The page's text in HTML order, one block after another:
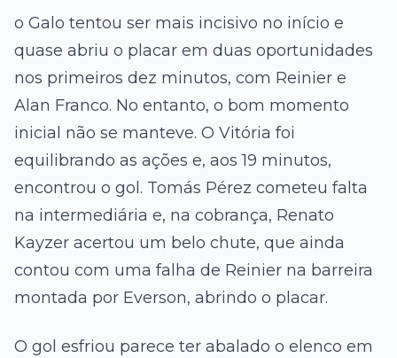
o Galo tentou ser mais incisivo no início e
quase abriu o placar em duas oportunidades
nos primeiros dez minutos, com Reinier e
Alan Franco. No entanto, o bom momento
inicial não se manteve. O Vitória foi
equilibrando as ações e, aos 19 minutos,
encontrou o gol. Tomás Pérez cometeu falta
na intermediária e, na cobrança, Renato
Kayzer acertou um belo chute, que ainda
contou com uma falha de Reinier na barreira
montada por Everson, abrindo o placar.
O gol esfriou parece ter abalado o elenco em